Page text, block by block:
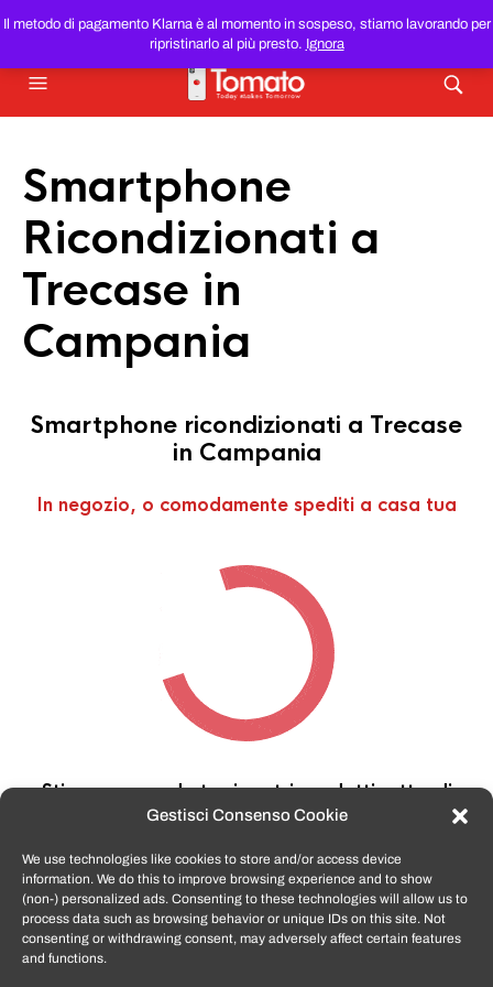
Gestisci Consenso Cookie
We use technologies like cookies to store and/or access device
information. We do this to improve browsing experience and to show
(non-) personalized ads. Consenting to these technologies will allow us to
process data such as browsing behavior or unique IDs on this site. Not
consenting or withdrawing consent, may adversely affect certain features
and functions.
Il metodo di pagamento Klarna è al momento in sospeso, stiamo lavorando per
ripristinarlo al più presto. Ignora
SMARTPHONE E TABLET RICONDIZIONATIAL MIGLIOR
PREZZO DEL WEB!
Smartphone
Ricondizionati a
Trecase in
Campania
Smartphone ricondizionati a Trecase
in Campania
In negozio, o comodamente spediti a casa tua
Stiamo cercando tra i nostri prodotti, attendi
qualche secondo…
TomatoSmartphone.itè lo shop n.1 in italia per
smartphone ricondizionati garantiti e certificati
di tutte le marche,APPLE, SAMSUNG, HUAWEI,
ONEPLUS, XIAOMI e tanto altro